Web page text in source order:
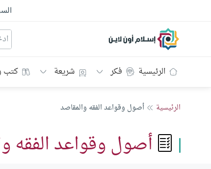
إسلام أون لاين
الرئيسية فكر شريعة كتب
الرئيسية أصول وقواعد الفقه والمقاصد
أصول وقواعد الفقه